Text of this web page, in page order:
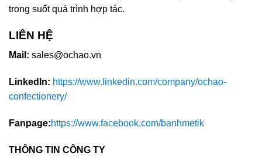
trong suốt quá trình hợp tác.
LIÊN HỆ
Mail: sales@ochao.vn
LinkedIn: https://www.linkedin.com/company/ochao-
confectionery/
Fanpage:https://www.facebook.com/banhmetik
THÔNG TIN CÔNG TY